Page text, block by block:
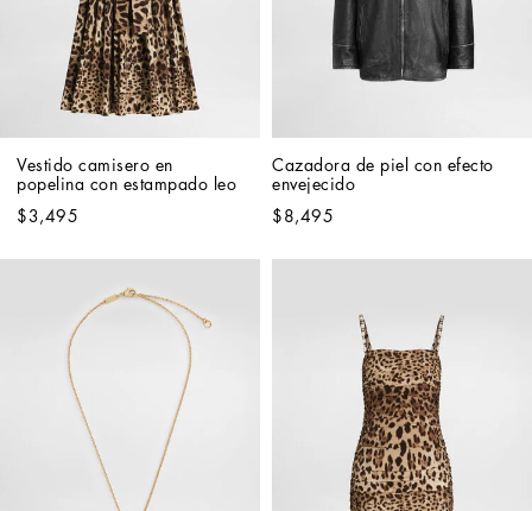
Vestido camisero en
popelina con estampado leo
$3,495
Cazadora de piel con efecto
envejecido
$8,495